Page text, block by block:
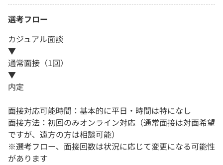
選考フロー
カジュアル面談
▼
通常面接（1回）
▼
内定
面接対応可能時間：基本的に平日・時間は特になし
面接方法：初回のみオンライン対応（通常面接は対面希望
ですが、遠方の方は相談可能）
※選考フロー、面接回数は状況に応じて変更になる可能性
があります